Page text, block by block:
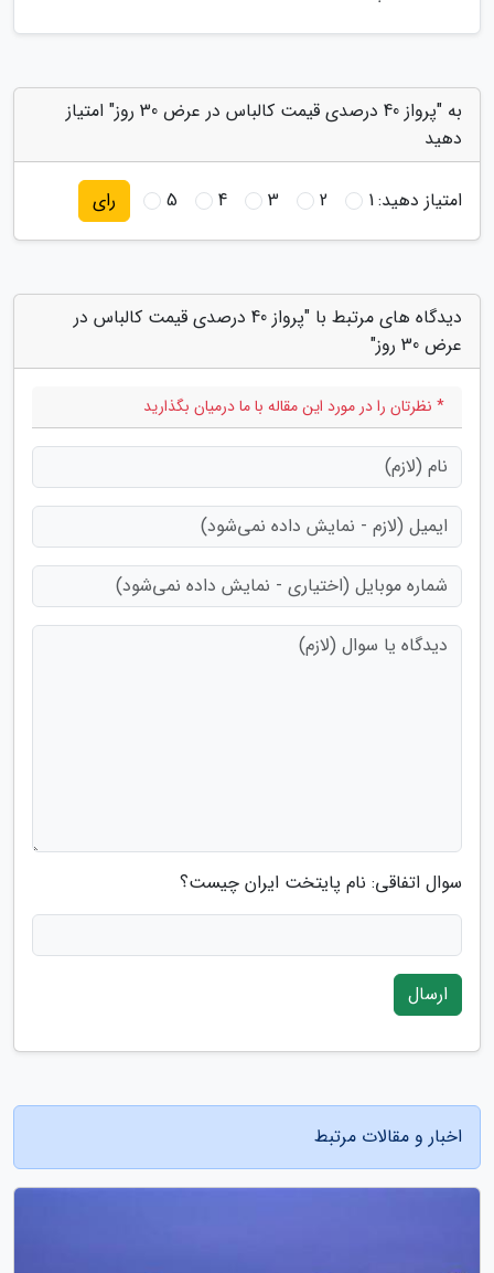
به "پرواز 40 درصدی قیمت کالباس در عرض 30 روز" امتیاز
دهید
امتیاز دهید:1
2
3
4
5 رای
دیدگاه های مرتبط با "پرواز 40 درصدی قیمت کالباس در
عرض 30 روز"
* نظرتان را در مورد این مقاله با ما درمیان بگذارید
سوال اتفاقی: نام پایتخت ایران چیست؟
ارسال
اخبار و مقالات مرتبط